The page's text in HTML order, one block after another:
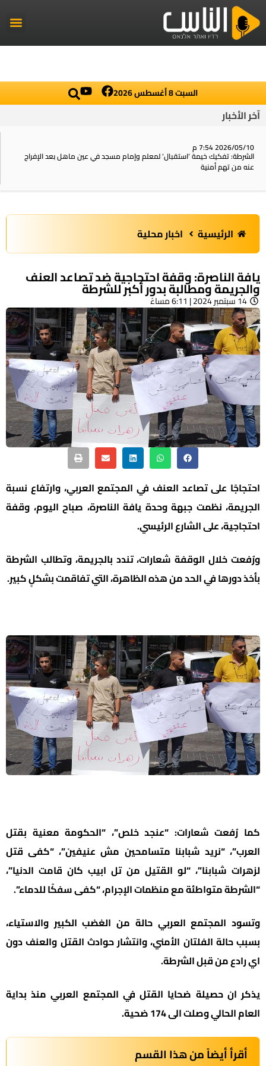
السبت 8 أغسطس 2026
آخر الأخبار
2026/05/10 7:54 م
الشرطة: تفكيك خيمة ‘استقبال‘ لمعلم وإمام مسجد في عين ماهل بعد الإفراج
عنه من تهم أمنية
الرئيسية اخبار محلية
يافة الناصرة: وقفة احتجاجية ضد تصاعد العنف
والجريمة ومطالبة بدور أكبر للشرطة
14 سبتمبر 2024 | 6:11 مساءً
احتجاجًا على تصاعد العنف في المجتمع العربي، وارتفاع نسبة
الجريمة، نظمت جبهة وحدة يافة الناصرة، صباح اليوم، وقفة
احتجاجية، على الشارع الرئيسي.
ورُفعت خلال الوقفة شعارات، تندد بالجريمة، وتطالب الشرطة
بأخذ دورها في الحد من هذه الظاهرة، التي تفاقمت بشكلٍ كبير.
كما رُفعت شعارات: “عنجد خلص”، “الحكومة معنية بقتل
العرب”، “نريد شبابنا متسامحين مش عنيفين”، “كفى قتل
لزهرات شبابنا”، “لو القتيل من تل ابيب كان قامت الدنيا”،
“الشرطة متواطئة مع منظمات الإجرام، “كفى سفكًا للدماء”.
وتسود المجتمع العربي حالة من الغضب الكبير والاستياء،
بسبب حالة الفلتان الأمني، وانتشار حوادث القتل والعنف دون
اي رادع من قبل الشرطة.
يذكر ان حصيلة ضحايا القتل في المجتمع العربي منذ بداية
العام الحالي وصلت الى 174 ضحية.
أقرأ أيضاً من هذا القسم